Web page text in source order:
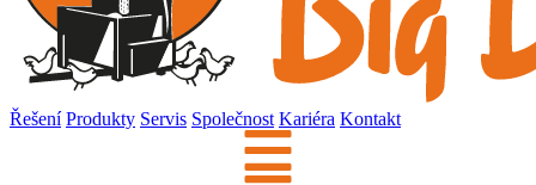
Řešení Produkty Servis Společnost Kariéra Kontakt